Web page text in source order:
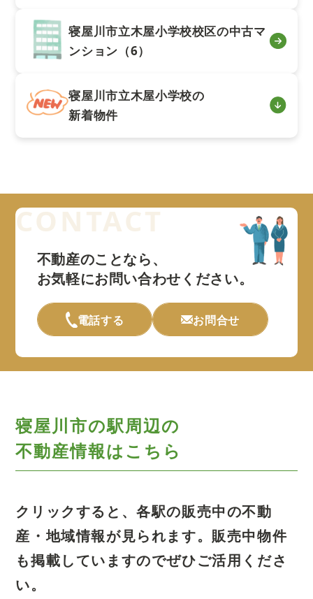
寝屋川市立木屋小学校校区の中古マ
ンション（6）
寝屋川市立木屋小学校の
新着物件
不動産のことなら、
お気軽にお問い合わせください。
電話する お問合せ
寝屋川市の駅周辺の
不動産情報はこちら
クリックすると、各駅の販売中の不動
産・地域情報が見られます。 販売中物件
も掲載していますのでぜひご活用くださ
い。